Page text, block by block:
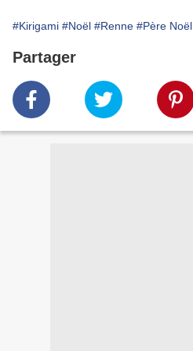
#Kirigami #Noël #Renne #Père Noël
Partager